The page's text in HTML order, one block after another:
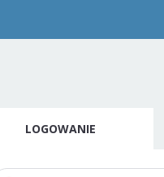
LOGOWANIE